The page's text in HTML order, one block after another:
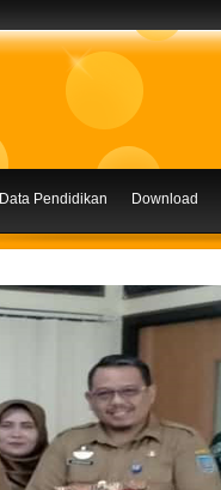
Data Pendidikan Download